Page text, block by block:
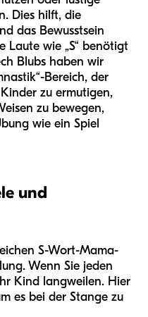
Dies hilft, die
das Bewusstsein
Laute wie „S“ benötigt
Blubs haben wir
Bereich, der
zu ermutigen,
zu bewegen,
wie ein Spiel
und
S-Wort-Mama-
Wenn Sie jeden
Kind langweilen. Hier
es bei der Stange zu